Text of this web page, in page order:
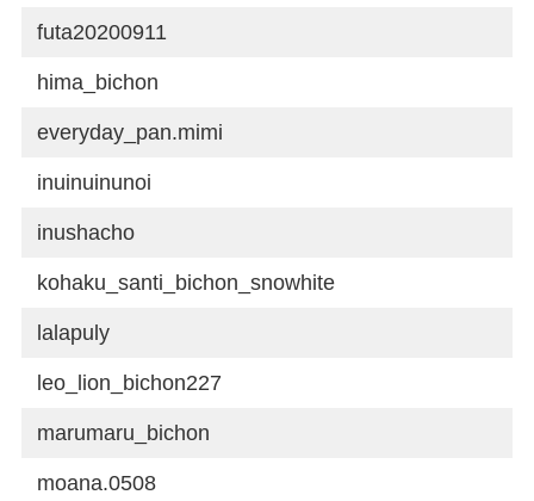
futa20200911
hima_bichon
everyday_pan.mimi
inuinuinunoi
inushacho
kohaku_santi_bichon_snowhite
lalapuly
leo_lion_bichon227
marumaru_bichon
moana.0508